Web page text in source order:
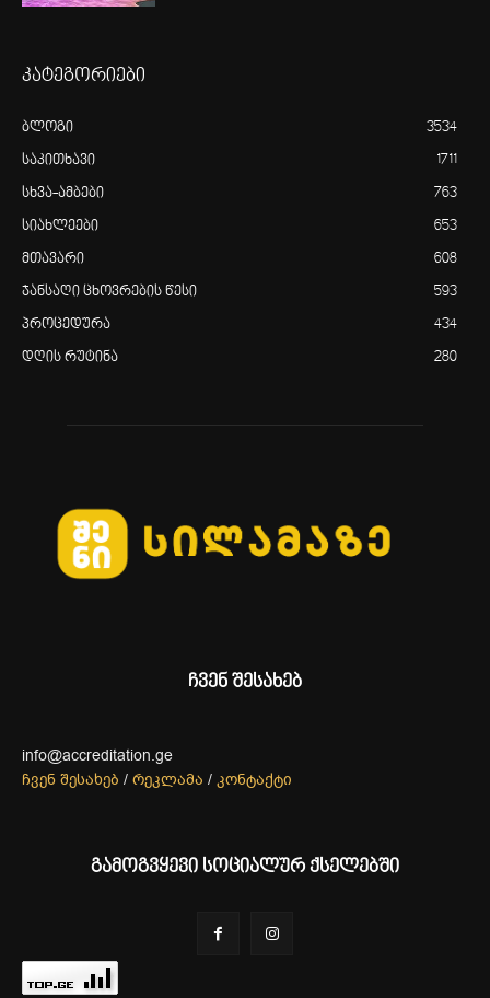
კატეგორიები
ბლოგი 3534
საკითხავი 1711
სხვა-ამბები 763
სიახლეები 653
მთავარი 608
ჯანსაღი ცხოვრების წესი 593
პროცედურა 434
დღის რუტინა 280
ჩვენ შესახებ
info@accreditation.ge
ჩვენ შესახებ / რეკლამა / კონტაქტი
გამოგვყევი სოციალურ ქსელებში